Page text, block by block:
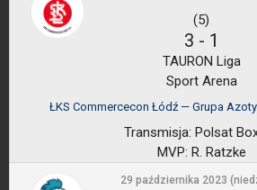
(5)
3 - 1
TAURON Liga
Sport Arena
ŁKS Commercecon Łódź — Grupa
Transmisja: Polsat
MVP: R. Ratzke
29 października 2023